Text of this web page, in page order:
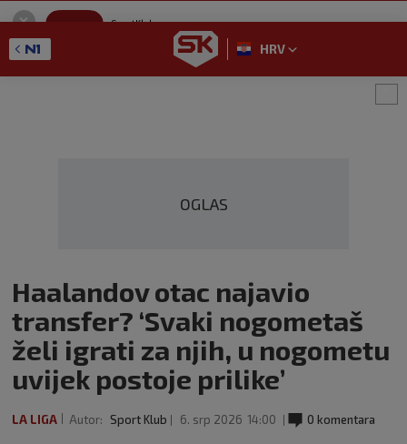
SportKlub
GET - On the Google Play
HRV
OGLAS
Haalandov otac najavio
transfer? ‘Svaki nogometaš
želi igrati za njih, u nogometu
uvijek postoje prilike’
LA LIGA Autor: Sport Klub 6. srp 2026 14:00 0 komentara